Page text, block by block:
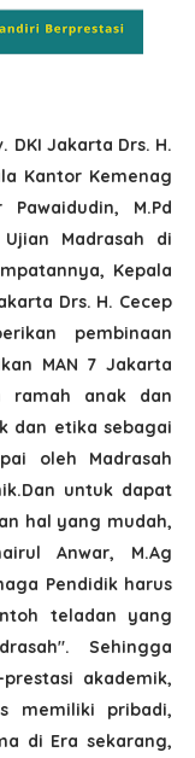
DKI Jakarta Drs. H.
Kantor Kemenag
M.Pd
Ujian Madrasah di
Kepala
Drs. H. Cecep
pembinaan
MAN 7 Jakarta
ramah anak dan
dan etika sebagai
oleh Madrasah
untuk dapat
hal yang mudah,
Anwar, M.Ag
Pendidik harus
teladan yang
Sehingga
akademik,
memiliki pribadi,
di Era sekarang,